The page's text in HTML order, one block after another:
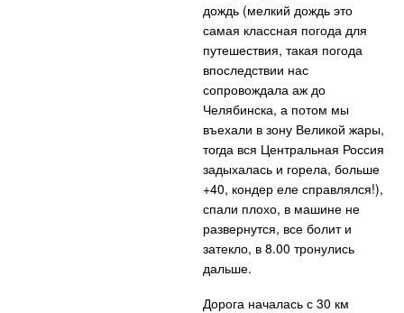
дождь (мелкий дождь это
самая классная погода для
путешествия, такая погода
впоследствии нас
сопровождала аж до
Челябинска, а потом мы
въехали в зону Великой жары,
тогда вся Центральная Россия
задыхалась и горела, больше
+40, кондер еле справлялся!),
спали плохо, в машине не
развернутся, все болит и
затекло, в 8.00 тронулись
дальше.
Дорога началась с 30 км